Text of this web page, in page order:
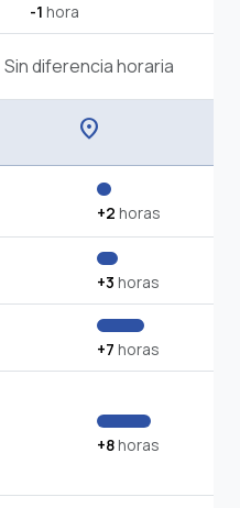
-1 hora
Sin diferencia horaria
location_on
+2 horas
+3 horas
+7 horas
+8horas